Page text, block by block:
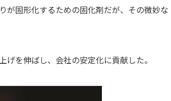
が固形化するための固化剤だが、その微妙な
を伸ばし、会社の安定化に貢献した。